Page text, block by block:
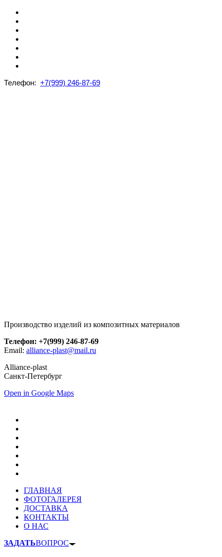
Телефон: +7(999) 246-87-69
Производство изделий из композитных материалов
Телефон: +7(999) 246-87-69
Email: alliance-plast@mail.ru
Alliance-plast
Санкт-Петербург
Open in Google Maps
ГЛАВНАЯ
ФОТОГАЛЕРЕЯ
ДОСТАВКА
КОНТАКТЫ
О НАС
ЗАДАТЬВОПРОС